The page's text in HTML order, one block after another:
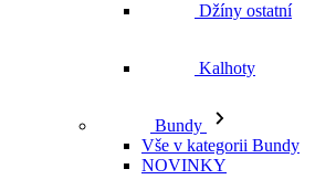
Džíny ostatní
Kalhoty
Bundy
Vše v kategorii Bundy
NOVINKY